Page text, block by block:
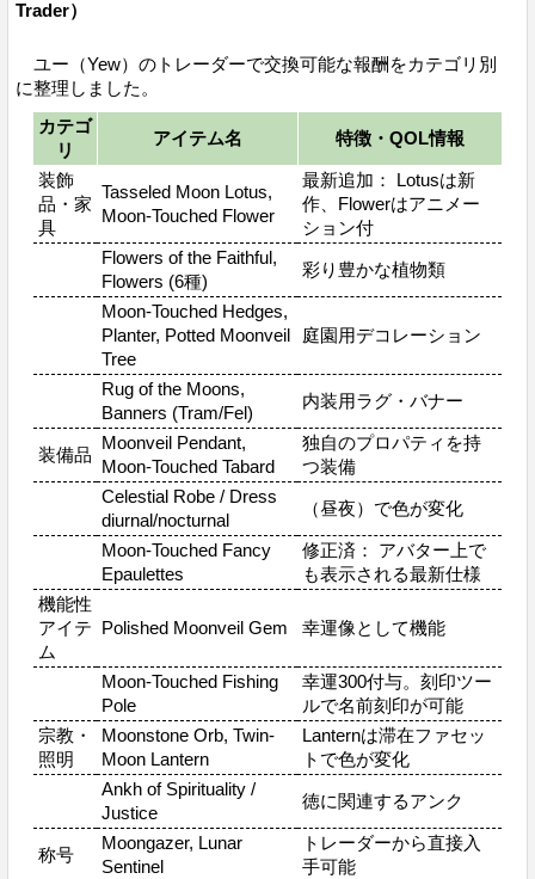
Trader）
ユー（Yew）のトレーダーで交換可能な報酬をカテゴリ別
に整理しました。
カテゴ
リ
アイテム名 特徴・QOL情報
装飾
品・家
具
Tasseled Moon Lotus,
Moon-Touched Flower
最新追加： Lotusは新
作、Flowerはアニメー
ション付
Flowers of the Faithful,
Flowers (6種)
彩り豊かな植物類
Moon-Touched Hedges,
Planter, Potted Moonveil
Tree
庭園用デコレーション
Rug of the Moons,
Banners (Tram/Fel)
内装用ラグ・バナー
装備品
Moonveil Pendant,
Moon-Touched Tabard
独自のプロパティを持
つ装備
Celestial Robe / Dress
diurnal/nocturnal
（昼夜）で色が変化
Moon-Touched Fancy
Epaulettes
修正済： アバター上で
も表示される最新仕様
機能性
アイテ
ム
Polished Moonveil Gem 幸運像として機能
Moon-Touched Fishing
Pole
幸運300付与。刻印ツー
ルで名前刻印が可能
宗教・
照明
Moonstone Orb, Twin-
Moon Lantern
Lanternは滞在ファセッ
トで色が変化
Ankh of Spirituality /
Justice
徳に関連するアンク
称号
Moongazer, Lunar
Sentinel
トレーダーから直接入
手可能